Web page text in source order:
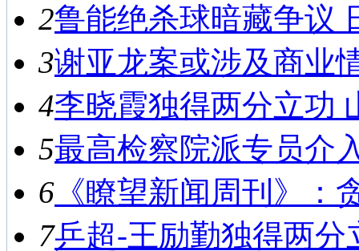
2鲁能绝杀球暗藏争议
3谢亚龙案或涉及商业
4李晓霞独得两分立功
5最高检察院派专员介
6 《瞭望新闻周刊》：
7乒超-王励勤独得两分